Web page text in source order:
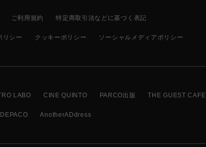
ご利用規約 特定商取引法などに基づく表記
リシー クッキーポリシー ソーシャルメディアポリシー
LABO CINE QUINTO PARCO出版 THE GUEST CAFE
DEPACO AnotherADdress